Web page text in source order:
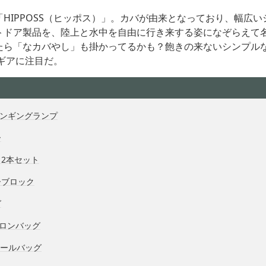
（ヒッポス）」。カバが由来となっており、幅広
ア製品を、陸上と水中を自由に行き来する姿になぞらえて
「なカバやし」も掛かってるかも？飽きの来ないシンプル
に注目だ。
ギングランプ
本セット
ロック
ンバッグ
ルバッグ